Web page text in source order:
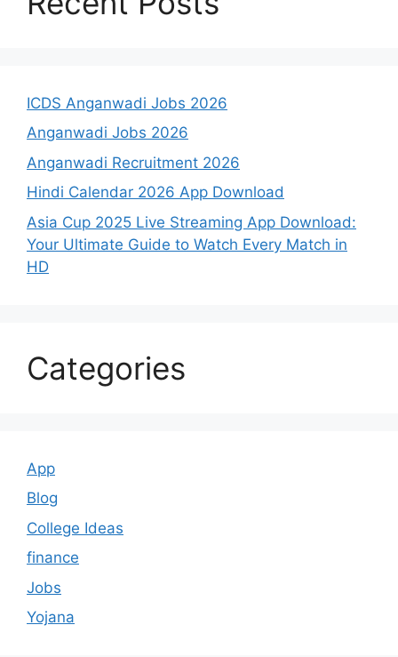
ICDS Anganwadi Jobs 2026
Anganwadi Jobs 2026
Anganwadi Recruitment 2026
Hindi Calendar 2026 App Download
Asia Cup 2025 Live Streaming App Download:
Your Ultimate Guide to Watch Every Match in
HD
Categories
App
Blog
College Ideas
finance
Jobs
Yojana